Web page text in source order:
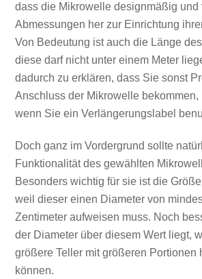
dass die Mikrowelle designmäßig und
Abmessungen her zur Einrichtung
Von Bedeutung ist auch die Länge
diese darf nicht unter einem Meter
dadurch zu erklären, dass Sie sonst
Anschluss der Mikrowelle bekommen,
wenn Sie ein Verlängerungslabel
Doch ganz im Vordergrund sollte
Funktionalität des gewählten
Besonders wichtig für sie ist die
weil dieser einen Diameter von
Zentimeter aufweisen muss. Noch
der Diameter über diesem Wert liegt,
größere Teller mit größeren Portionen
können.